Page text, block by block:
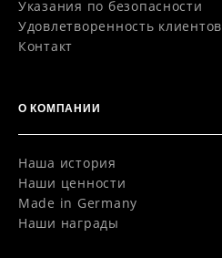
Указания по безопасности
Удовлетворенность клиентов
Контакт
О КОМПАНИИ
Наша история
Наши ценности
Made in Germany
Наши награды